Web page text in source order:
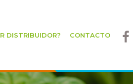
DISTRIBUIDOR? CONTACTO